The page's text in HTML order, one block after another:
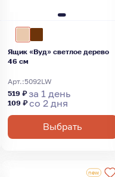
Ящик «Вуд» светлое дерево
46 см
Арт.:5092LW
519 ₽ за 1 день
109 ₽со 2 дня
Выбрать